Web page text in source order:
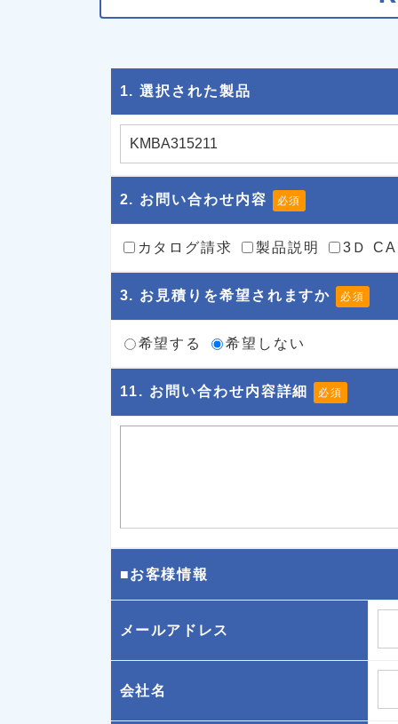
1. 選択された製品
2. お問い合わせ内容 必須
カタログ請求 製品説明 3Ｄ
3. お見積りを希望されますか 必須
希望する 希望しない
11. お問い合わせ内容詳細 必須
■お客様情報
メールアドレス
会社名